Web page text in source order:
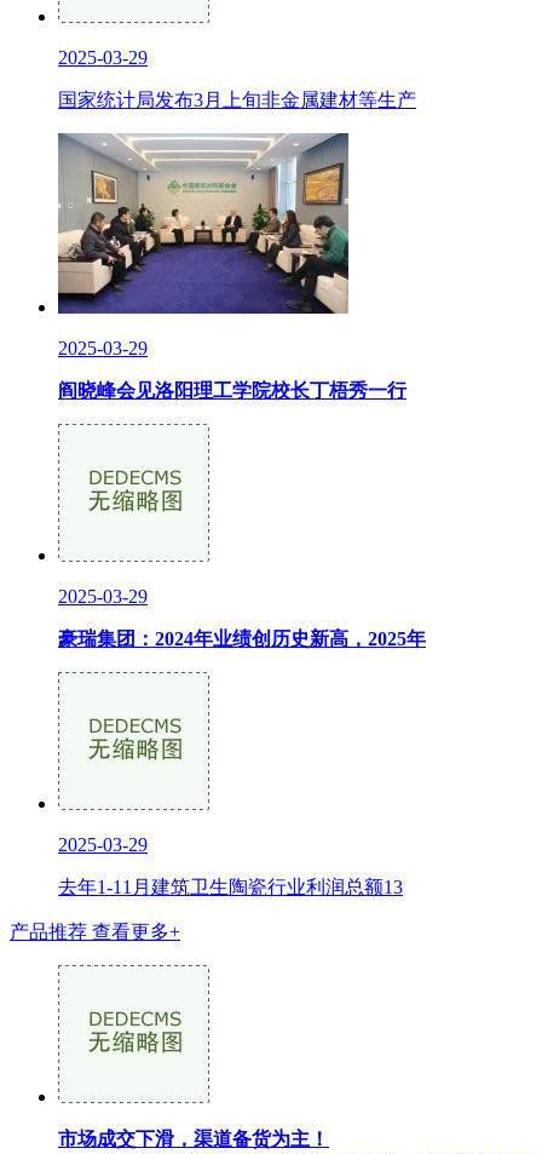
2025-03-29
国家统计局发布3月上旬非金属建材等生产
2025-03-29
阎晓峰会见洛阳理工学院校长丁梧秀一行
2025-03-29
豪瑞集团：2024年业绩创历史新高，2025年
2025-03-29
去年1-11月建筑卫生陶瓷行业利润总额13
产品推荐 查看更多+
市场成交下滑，渠道备货为主！